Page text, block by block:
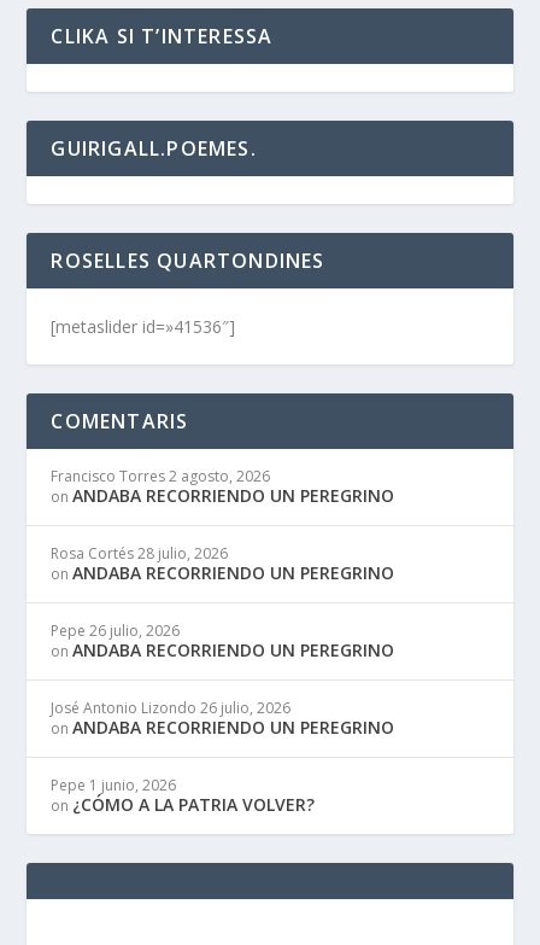
CLIKA SI T’INTERESSA
GUIRIGALL.POEMES.
ROSELLES QUARTONDINES
[metaslider id=»41536″]
COMENTARIS
Francisco Torres 2 agosto, 2026
onANDABA RECORRIENDO UN PEREGRINO
Rosa Cortés 28 julio, 2026
onANDABA RECORRIENDO UN PEREGRINO
Pepe 26 julio, 2026
onANDABA RECORRIENDO UN PEREGRINO
José Antonio Lizondo 26 julio, 2026
onANDABA RECORRIENDO UN PEREGRINO
Pepe 1 junio, 2026
on ¿CÓMO A LA PATRIA VOLVER?